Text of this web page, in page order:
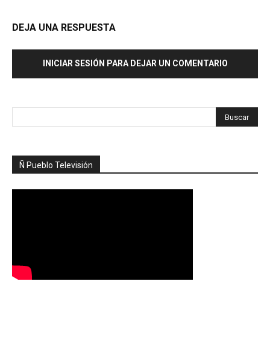
DEJA UNA RESPUESTA
INICIAR SESIÓN PARA DEJAR UN COMENTARIO
Ñ Pueblo Televisión